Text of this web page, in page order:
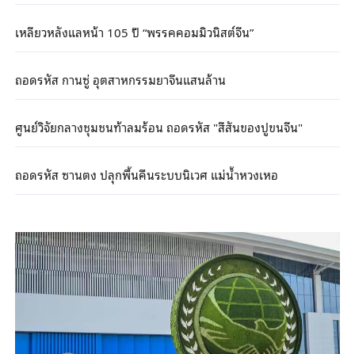
เหลียวหลังแลหน้า 105 ปี “พรรคคอมมิวนิสต์จีน”
ถอดรหัส กานซู่ อุตสาหกรรมยาจีนแสนล้าน
ศูนย์วิจัยกลางชุมชนท้าลมร้อน ถอดรหัส "สีสันของปูขนจีน"
ถอดรหัส ซานตง ปลุกพื้นคืนระบบนิเวศ แม่น้ำหวงเหอ